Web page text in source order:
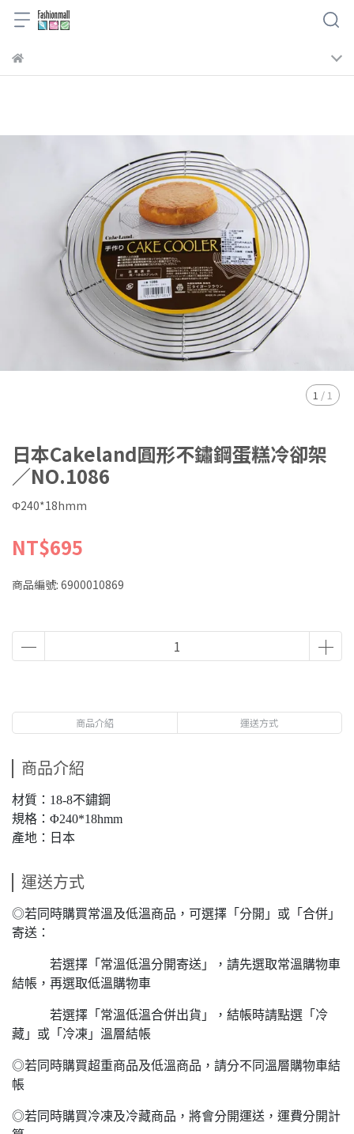
1 / 1
日本Cakeland圓形不鏽鋼蛋糕冷卻架
／NO.1086
Φ240*18hmm
NT$695
商品編號: 6900010869
商品介紹 運送方式
商品介紹
材質：18-8不鏽鋼
規格：Φ240*18hmm
產地：日本
運送方式
◎若同時購買常溫及低溫商品，可選擇「分開」或「合併」
寄送：
若選擇「常溫低溫分開寄送」，請先選取常溫購物車
結帳，再選取低溫購物車
若選擇「常溫低溫合併出貨」，結帳時請點選「冷
藏」或「冷凍」溫層結帳
◎若同時購買超重商品及低溫商品，請分不同溫層購物車結
帳
◎若同時購買冷凍及冷藏商品，將會分開運送，運費分開計